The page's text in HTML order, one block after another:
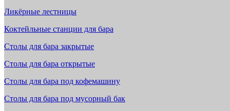
Ликёрные лестницы
Коктейльные станции для бара
Столы для бара закрытые
Столы для бара открытые
Столы для бара под кофемашину
Столы для бара под мусорный бак